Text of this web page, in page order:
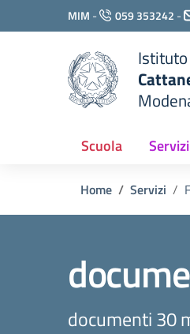
Vai ai contenuti
Vai al menu di navigazione
MIM - 059 353242 -
Scuola Servizi
Home Servizi
documenti 30